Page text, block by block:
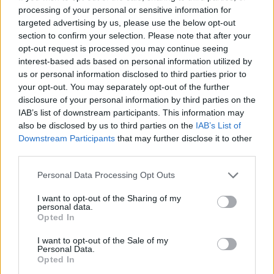
processing of your personal or sensitive information for
targeted advertising by us, please use the below opt-out
section to confirm your selection. Please note that after your
opt-out request is processed you may continue seeing
interest-based ads based on personal information utilized by
us or personal information disclosed to third parties prior to
your opt-out. You may separately opt-out of the further
disclosure of your personal information by third parties on the
IAB’s list of downstream participants. This information may
also be disclosed by us to third parties on the IAB’s List of
Downstream Participants that may further disclose it to other
Personal Data Processing Opt Outs
I want to opt-out of the Sharing of my
personal data.
Opted In
I want to opt-out of the Sale of my
Personal Data.
Opted In
Výstavbu rakovnické čističky bude za Vodní stavby
garantovat FCC
27.2.2001 09:00 | RAKOVNÍK (ČIA)
Dokončení rakovnické čistírny odpadních vod bude garantovat
společnost
FCC
. Ta nahradí původního dodavatele - Vodní stavby,
který se podlevedení města dostal do výrazných finančních potíží.
"Kvůli problémům s financováním se dostala stavba do skluzu.
Představitelé FCC nám ale přislíbili, že čistička bude připravena ke
zkušebnímu provozu do letošního listopadu," potvrdil rakovnický
místostarosta Zdeněk Nejdl.
O pitné vodě v ČR bez iluzí
Za dobu mé práce v českém vodárenství od konce 50. let jsem zažil
platnost čtyř norem pro pitnou vodu. Ta první - ČSN 567900 (1959-
64) měla 36 fyzikálních, chemických, mikrobiálních .... atd.
ukazatelů. Ta předposlední - ČSN 830611 (1975-91) měla 45
ukazatelů a 7 stránek. Ta nyní platná má více než 80 ukazatelů a 21
Ve Hřensku zprovoznili novou čističku odpadních vod